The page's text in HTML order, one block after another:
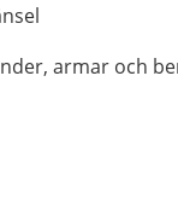
armar och